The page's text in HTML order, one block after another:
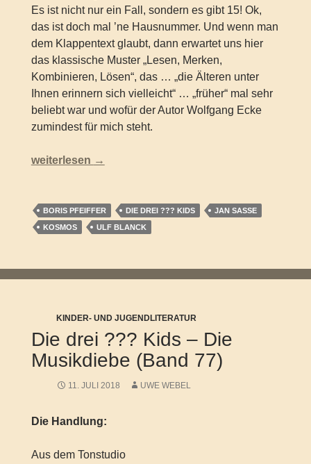
Es ist nicht nur ein Fall, sondern es gibt 15! Ok,
das ist doch mal ’ne Hausnummer. Und wenn man
dem Klappentext glaubt, dann erwartet uns hier
das klassische Muster „Lesen, Merken,
Kombinieren, Lösen“, das … „die Älteren unter
Ihnen erinnern sich vielleicht“ … „früher“ mal sehr
beliebt war und wofür der Autor Wolfgang Ecke
zumindest für mich steht.
Die drei ??? Kids – Wilde Ganoven (15 spannende
weiterlesen →
BORIS PFEIFFER DIE DREI ??? KIDS
JAN SASSE
KOSMOS
ULF BLANCK
KINDER- UND JUGENDLITERATUR
Die drei ??? Kids – Die
Musikdiebe (Band 77)
11. JULI 2018 UWE WEBEL
Die Handlung:
Aus dem Tonstudio